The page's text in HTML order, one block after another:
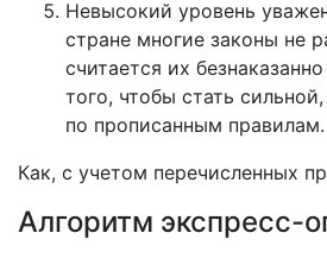
Невысокий уровень
стране многие законы не
считается их
того, чтобы стать
по прописанным правилам.
Как, с учетом перечисленных
Алгоритм экспресс-